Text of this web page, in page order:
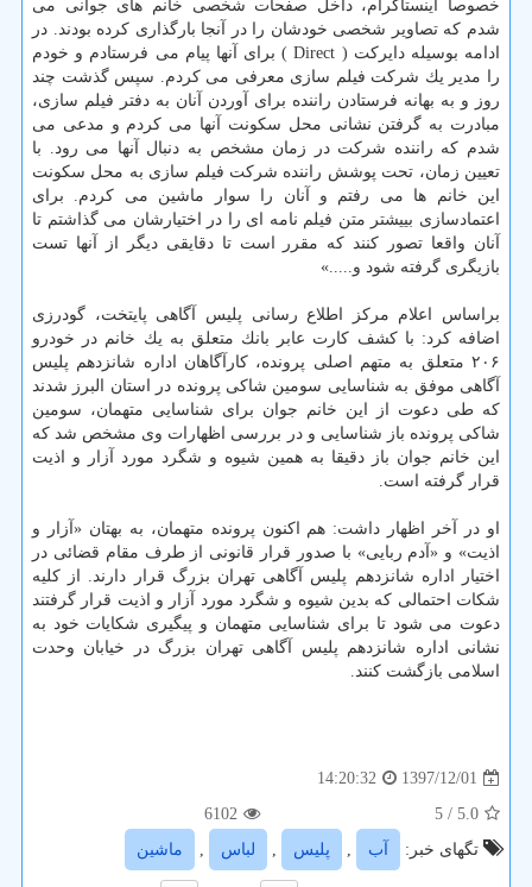
خصوصاً اینستاگرام، داخل صفحات شخصی خانم های جوانی می
شدم كه تصاویر شخصی خودشان را در آنجا بارگذاری كرده بودند. در
ادامه بوسیله دایركت ( Direct ) برای آنها پیام می فرستادم و خودم
را مدیر یك شركت فیلم سازی معرفی می كردم. سپس گذشت چند
روز و به بهانه فرستادن راننده برای آوردن آنان به دفتر فیلم سازی،
مبادرت به گرفتن نشانی محل سكونت آنها می كردم و مدعی می
شدم كه راننده شركت در زمان مشخص به دنبال آنها می رود. با
تعیین زمان، تحت پوشش راننده شركت فیلم سازی به محل سكونت
این خانم ها می رفتم و آنان را سوار ماشین می كردم. برای
اعتمادسازی بییشتر متن فیلم نامه ای را در اختیارشان می گذاشتم تا
آنان واقعا تصور كنند كه مقرر است تا دقایقی دیگر از آنها تست
بازیگری گرفته شود و.....»
براساس اعلام مركز اطلاع رسانی پلیس آگاهی پایتخت، گودرزی
اضافه كرد: با كشف كارت عابر بانك متعلق به یك خانم در خودرو
۲۰۶ متعلق به متهم اصلی پرونده، كارآگاهان اداره شانزدهم پلیس
آگاهی موفق به شناسایی سومین شاكی پرونده در استان البرز شدند
كه طی دعوت از این خانم جوان برای شناسایی متهمان، سومین
شاكی پرونده باز شناسایی و در بررسی اظهارات وی مشخص شد كه
این خانم جوان باز دقیقا به همین شیوه و شگرد مورد آزار و اذیت
قرار گرفته است.
او در آخر اظهار داشت: هم اكنون پرونده متهمان، به بهتان «آزار و
اذیت» و «آدم ربایی» با صدور قرار قانونی از طرف مقام قضائی در
اختیار اداره شانزدهم پلیس آگاهی تهران بزرگ قرار دارند. از كلیه
شكات احتمالی كه بدین شیوه و شگرد مورد آزار و اذیت قرار گرفتند
دعوت می شود تا برای شناسایی متهمان و پیگیری شكایات خود به
نشانی اداره شانزدهم پلیس آگاهی تهران بزرگ در خیابان وحدت
اسلامی بازگشت كنند.
1397/12/01
14:20:32
5.0
/ 5
6102
تگهای خبر:
آب , پلیس , لباس , ماشین